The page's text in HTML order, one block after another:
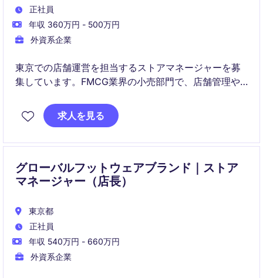
正社員
年収 360万円 - 500万円
外資系企業
東京での店舗運営を担当するストアマネージャーを募
集しています。FMCG業界の小売部門で、店舗管理や
求人を見る
グローバルフットウェアブランド｜ストア
マネージャー（店長）
東京都
正社員
年収 540万円 - 660万円
外資系企業